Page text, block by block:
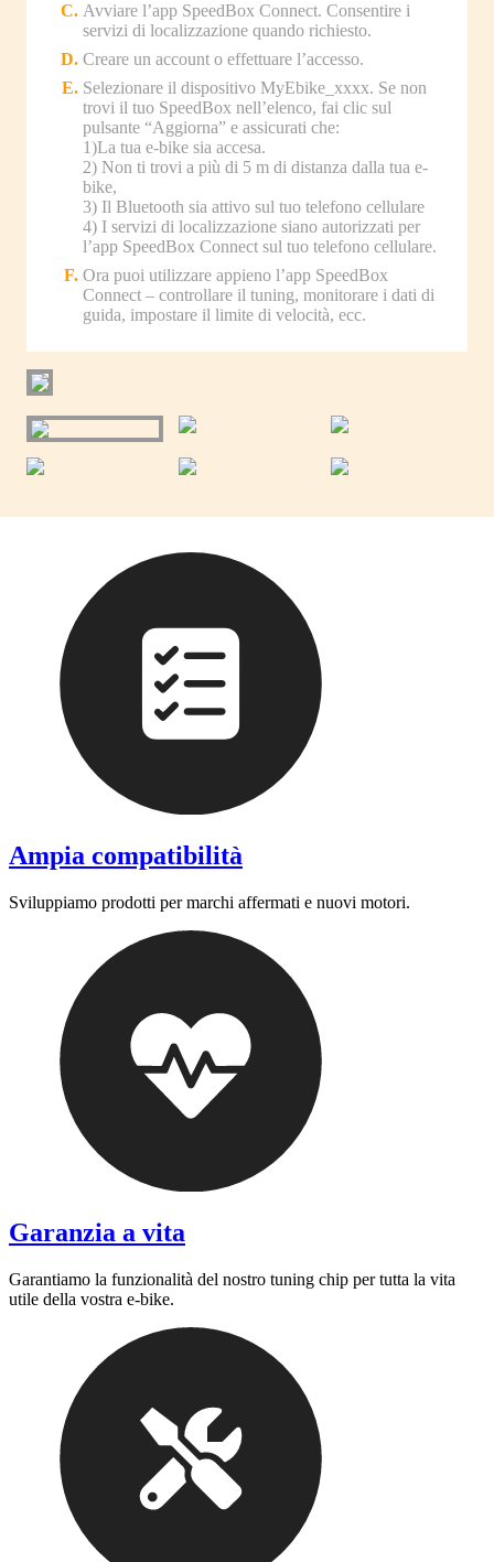
Avviare l’app SpeedBox Connect. Consentire i
servizi di localizzazione quando richiesto.
Creare un account o effettuare l’accesso.
Selezionare il dispositivo MyEbike_xxxx. Se non
trovi il tuo SpeedBox nell’elenco, fai clic sul
pulsante “Aggiorna” e assicurati che:
1)La tua e-bike sia accesa.
2) Non ti trovi a più di 5 m di distanza dalla tua e-
bike,
3) Il Bluetooth sia attivo sul tuo telefono cellulare
4) I servizi di localizzazione siano autorizzati per
l’app SpeedBox Connect sul tuo telefono cellulare.
Ora puoi utilizzare appieno l’app SpeedBox
Connect – controllare il tuning, monitorare i dati di
guida, impostare il limite di velocità, ecc.
Ampia compatibilità
Sviluppiamo prodotti per marchi affermati e nuovi motori.
Garanzia a vita
Garantiamo la funzionalità del nostro tuning chip per tutta la vita
utile della vostra e-bike.